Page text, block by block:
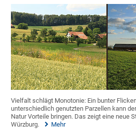
Vielfalt schlägt Monotonie: Ein bunter
unterschiedlich genutzten Parzellen kann
Natur Vorteile bringen. Das zeigt eine neue
Würzburg.
Mehr